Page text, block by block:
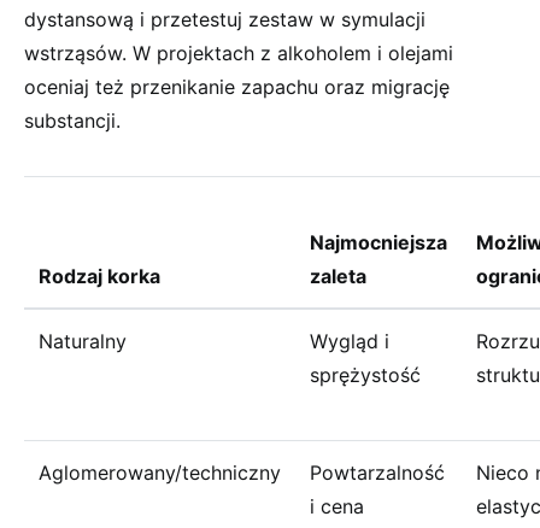
dystansową i przetestuj zestaw w symulacji
wstrząsów. W projektach z alkoholem i olejami
oceniaj też przenikanie zapachu oraz migrację
substancji.
Rodzaj korka
Najmocniejsza
zaleta
Naturalny
Wygląd i
sprężystość
Aglomerowany/techniczny
Powtarzalność
i cena
Nieco